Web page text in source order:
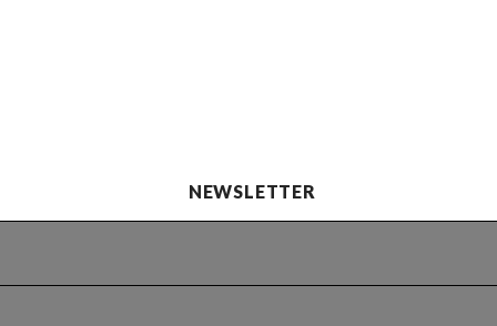
NEWSLETTER